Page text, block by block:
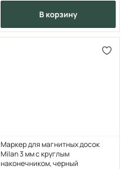
в корзину
Маркер для магнитных досок
Milan 3 мм с круглым
наконечником, черный